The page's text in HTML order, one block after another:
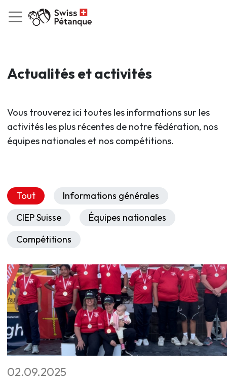
Actualités et activités
Vous trouverez ici toutes les informations sur les
activités les plus récentes de notre fédération, nos
équipes nationales et nos compétitions.
Tout
Informations générales
CIEP Suisse
Équipes nationales
Compétitions
02.09.2025